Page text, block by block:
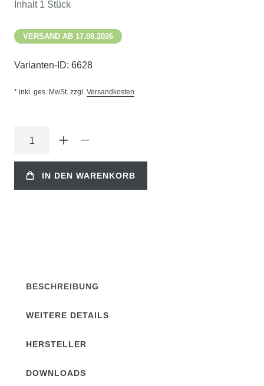
Inhalt 1 Stück
VERSAND AB 17.08.2026
Varianten-ID: 6628
* inkl. ges. MwSt. zzgl. Versandkosten
IN DEN WARENKORB
BESCHREIBUNG
WEITERE DETAILS
HERSTELLER
DOWNLOADS